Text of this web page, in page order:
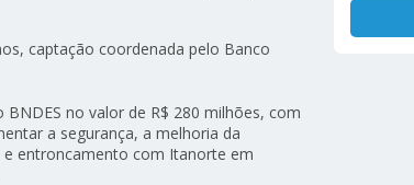
captação coordenada pelo Banco
no valor de R$ 280 milhões, com
a segurança, a melhoria da
e entroncamento com Itanorte em